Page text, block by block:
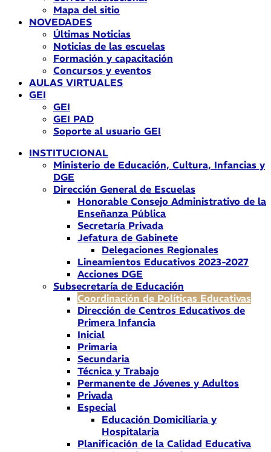
Mapa del sitio
NOVEDADES
Últimas Noticias
Noticias de las escuelas
Formación y capacitación
Concursos y eventos
AULAS VIRTUALES
GEI
GEI
GEI PAD
Soporte al usuario GEI
INSTITUCIONAL
Ministerio de Educación, Cultura, Infancias y
DGE
Dirección General de Escuelas
Honorable Consejo Administrativo de la
Enseñanza Pública
Secretaría Privada
Jefatura de Gabinete
Delegaciones Regionales
Lineamientos Educativos 2023-2027
Acciones DGE
Subsecretaría de Educación
Coordinación de Políticas Educativas
Dirección de Centros Educativos de
Primera Infancia
Inicial
Primaria
Secundaria
Técnica y Trabajo
Permanente de Jóvenes y Adultos
Privada
Especial
Educación Domiciliaria y
Hospitalaria
Planificación de la Calidad Educativa